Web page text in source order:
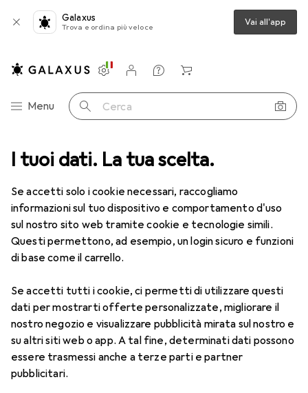
I tuoi dati. La tua scelta.
Se accetti solo i cookie necessari, raccogliamo
informazioni sul tuo dispositivo e comportamento d'uso
sul nostro sito web tramite cookie e tecnologie simili.
Questi permettono, ad esempio, un login sicuro e funzioni
di base come il carrello.
Se accetti tutti i cookie, ci permetti di utilizzare questi
dati per mostrarti offerte personalizzate, migliorare il
nostro negozio e visualizzare pubblicità mirata sul nostro e
su altri siti web o app. A tal fine, determinati dati possono
essere trasmessi anche a terze parti e partner
pubblicitari.
Galaxus
Trova e ordina più veloce Vai all'app
Categoria Navigazione
Menu Cerca
Impostazioni
Conto cliente
Liste di confronto
Liste dei desideri
Carrello
Lenti a contatto Air Optix più HydraGlyde per l'astigmatismo
1 Immagine
Air Optix più HydraGlyde per
-1.75, Obiettivo mensile, 6 pz., Torico
Prezzo in EUR IVA incl.
EUR
50,06 EUR
8,35/1pz.